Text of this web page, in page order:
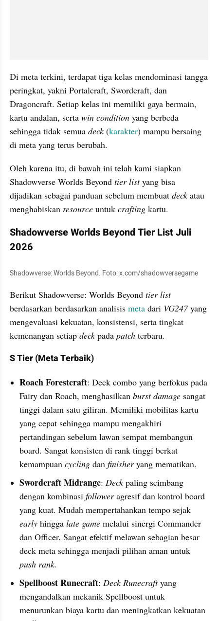
Di meta terkini, terdapat tiga kelas mendominasi tangga
peringkat, yakni Portalcraft, Swordcraft, dan
Dragoncraft. Setiap kelas ini memiliki gaya bermain,
kartu andalan, serta win condition yang berbeda
sehingga tidak semua deck (karakter) mampu bersaing
di meta yang terus berubah.
Oleh karena itu, di bawah ini telah kami siapkan
Shadowverse Worlds Beyond tier list yang bisa
dijadikan sebagai panduan sebelum membuat deck atau
menghabiskan resource untuk crafting kartu.
Shadowverse Worlds Beyond Tier List Juli
2026
Shadowverse: Worlds Beyond. Foto: x.com/shadowversegame
Berikut Shadowverse: Worlds Beyond tier list
berdasarkan berdasarkan analisis meta dari VG247 yang
mengevaluasi kekuatan, konsistensi, serta tingkat
kemenangan setiap deck pada patch terbaru.
S Tier (Meta Terbaik)
Roach Forestcraft: Deck combo yang berfokus pada
Fairy dan Roach, menghasilkan burst damage sangat
tinggi dalam satu giliran. Memiliki mobilitas kartu
yang cepat sehingga mampu mengakhiri
pertandingan sebelum lawan sempat membangun
board. Sangat konsisten di rank tinggi berkat
kemampuan cycling dan finisher yang mematikan.
Swordcraft Midrange: Deck paling seimbang
dengan kombinasi follower agresif dan kontrol board
early hingga late game melalui sinergi Commander
dan Officer. Sangat efektif melawan sebagian besar
push rank.
Spellboost Runecraft: Deck Runecraft yang
mengandalkan mekanik Spellboost untuk